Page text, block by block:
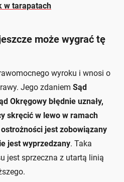
w tarapatach
może wygrać tę
wyroku i wnosi o
Jego zdaniem Sąd
Okręgowy błędnie uznały,
skręcić w lewo w ramach
jest zobowiązany
jest wyprzedzany. Taka
jest sprzeczna z utartą linią